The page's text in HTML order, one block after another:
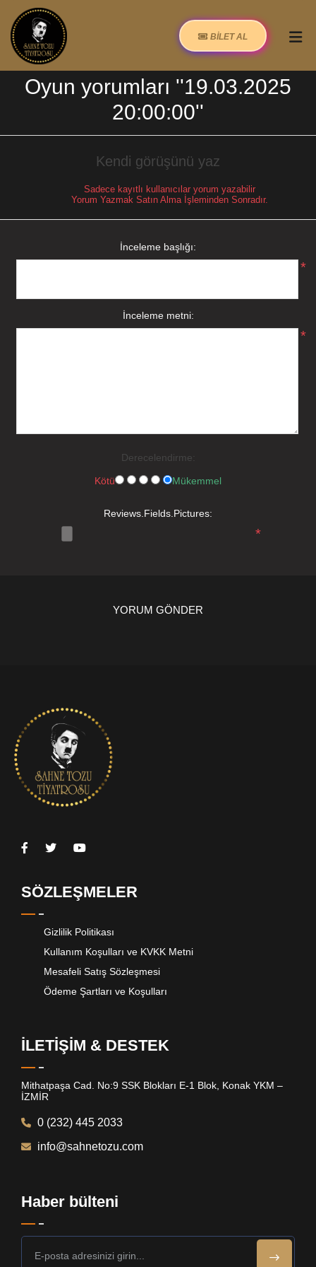
BİLET AL
Oyun yorumları
19.03.2025
20:00:00
Kendi görüşünü yaz
Sadece kayıtlı kullanıcılar yorum yazabilir
Yorum Yazmak Satın Alma İşleminden Sonradır.
İnceleme başlığı:
*
İnceleme metni:
*
Derecelendirme:
Kötü Mükemmel
Reviews.Fields.Pictures:
*
YORUM GÖNDER
SÖZLEŞMELER
Gizlilik Politikası
Kullanım Koşulları ve KVKK Metni
Mesafeli Satış Sözleşmesi
Ödeme Şartları ve Koşulları
İLETİŞİM & DESTEK
Mithatpaşa Cad. No:9 SSK Blokları E-1 Blok, Konak YKM –
İZMİR
0 (232) 445 2033
info@sahnetozu.com
Haber bülteni